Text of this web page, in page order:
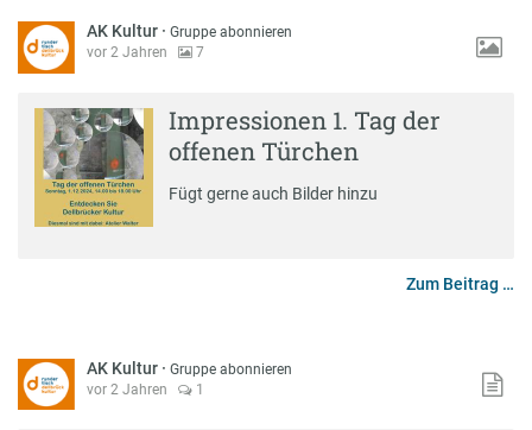
AK Kultur ·Gruppe abonnieren
vor 2 Jahren
7
Impressionen 1. Tag der
offenen Türchen
Fügt gerne auch Bilder hinzu
Zum Beitrag …
AK Kultur ·Gruppe abonnieren
vor 2 Jahren
1